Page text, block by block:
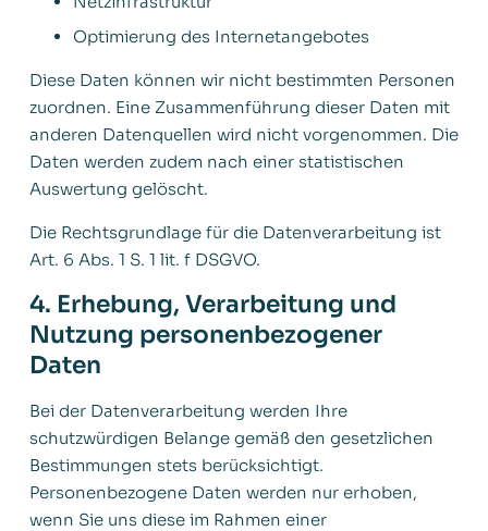
Optimierung des Internetangebotes
Diese Daten können wir nicht bestimmten Personen
zuordnen. Eine Zusammenführung dieser Daten mit
anderen Datenquellen wird nicht vorgenommen. Die
Daten werden zudem nach einer statistischen
Auswertung gelöscht.
Die Rechtsgrundlage für die Datenverarbeitung ist
Art. 6 Abs. 1 S. 1 lit. f DSGVO.
4. Erhebung, Verarbeitung und
Nutzung personenbezogener
Daten
Bei der Datenverarbeitung werden Ihre
schutzwürdigen Belange gemäß den gesetzlichen
Bestimmungen stets berücksichtigt.
Personenbezogene Daten werden nur erhoben,
wenn Sie uns diese im Rahmen einer